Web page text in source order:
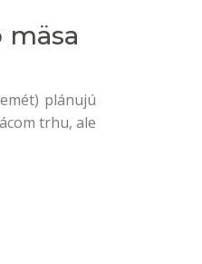
plánujú
trhu, ale